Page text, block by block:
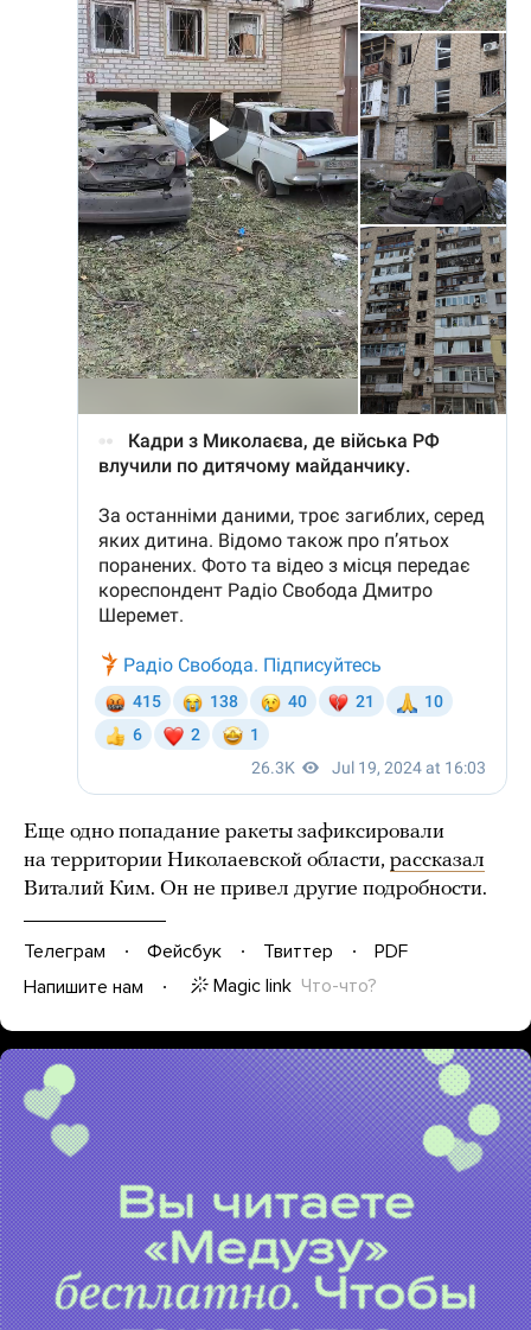
Еще одно попадание ракеты зафиксировали
на территории Николаевской области, рассказал
Виталий Ким. Он не привел другие подробности.
Телеграм Фейсбук Твиттер
PDF
Напишите нам
Magic link Что-что?